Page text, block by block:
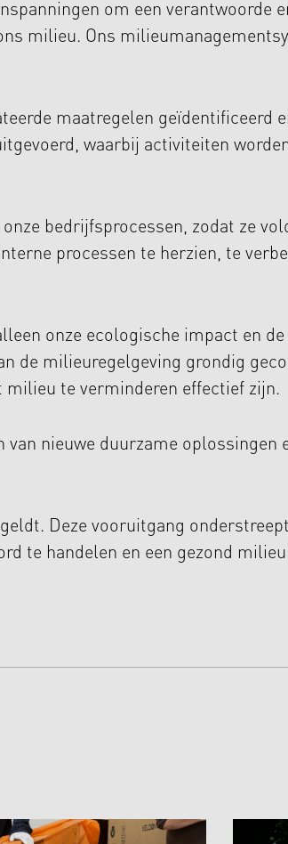
om een verantwoorde
milieu. Ons
maatregelen geïdentificeerd
waarbij activiteiten
bedrijfsprocessen, zodat ze
processen te herzien, te
onze ecologische impact en
de milieuregelgeving grondig
milieu te verminderen effectief zijn.
nieuwe duurzame oplossingen
Deze vooruitgang
te handelen en een gezond